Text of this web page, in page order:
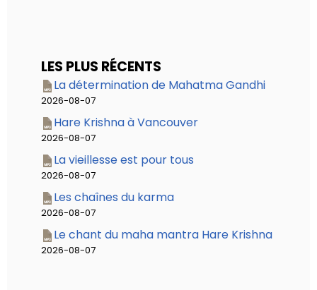
LES PLUS RÉCENTS
La détermination de Mahatma Gandhi
2026-08-07
Hare Krishna à Vancouver
2026-08-07
La vieillesse est pour tous
2026-08-07
Les chaînes du karma
2026-08-07
Le chant du maha mantra Hare Krishna
2026-08-07